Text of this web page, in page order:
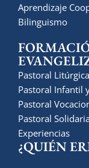
Aprendizaje
Bilinguismo
Pastoral
Pastoral Infantil
Pastoral
Pastoral
Experiencias
¿QUIÉN